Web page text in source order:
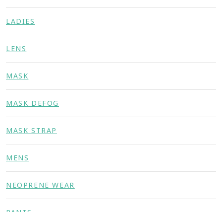
LADIES
LENS
MASK
MASK DEFOG
MASK STRAP
MENS
NEOPRENE WEAR